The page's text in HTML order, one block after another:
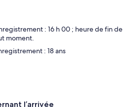
: 16 h 00 ; heure de fin de
moment.
: 18 ans
l’arrivée